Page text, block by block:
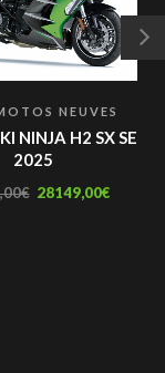
NEUVES
NINJA H2 SX SE
2025
€ 28149,00€